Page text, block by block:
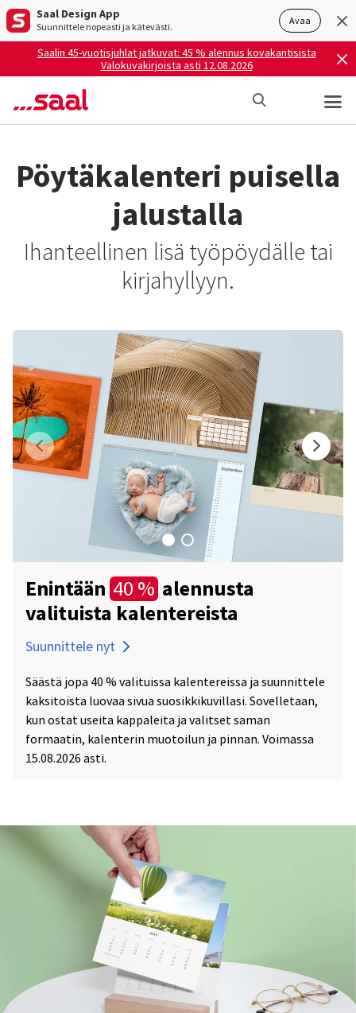
Saal Design App
Suunnittele nopeasti ja kätevästi. Avaa
Saalin 45-vuotisjuhlat jatkuvat: 45 % alennus kovakantisista
Valokuvakirjoista asti 12.08.2026
Pöytäkalenteri puisella
jalustalla
Ihanteellinen lisä työpöydälle tai
kirjahyllyyn.
Enintään 40 % alennusta
valituista kalentereista
Suunnittele nyt
Säästä jopa 40 % valituissa kalentereissa ja suunnittele
kaksitoista luovaa sivua suosikkikuvillasi. Sovelletaan,
kun ostat useita kappaleita ja valitset saman
formaatin, kalenterin muotoilun ja pinnan. Voimassa
15.08.2026 asti.